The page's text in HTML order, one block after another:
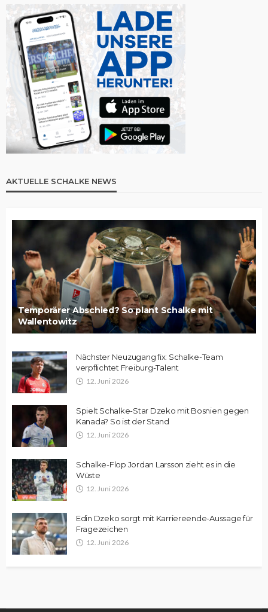
AKTUELLE SCHALKE NEWS
Temporärer Abschied? So plant Schalke mit
Wallentowitz
Nächster Neuzugang fix: Schalke-Team
verpflichtet Freiburg-Talent
12. Juni 2026
Spielt Schalke-Star Dzeko mit Bosnien gegen
Kanada? So ist der Stand
12. Juni 2026
Schalke-Flop Jordan Larsson zieht es in die
Wüste
12. Juni 2026
Edin Dzeko sorgt mit Karriereende-Aussage für
Fragezeichen
12. Juni 2026